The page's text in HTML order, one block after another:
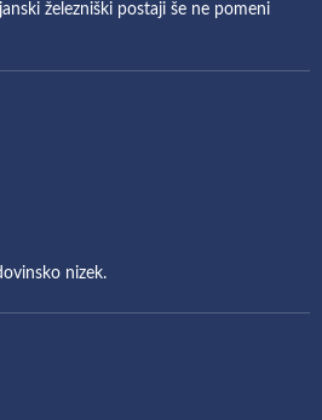
železniški postaji še ne pomeni
nizek.